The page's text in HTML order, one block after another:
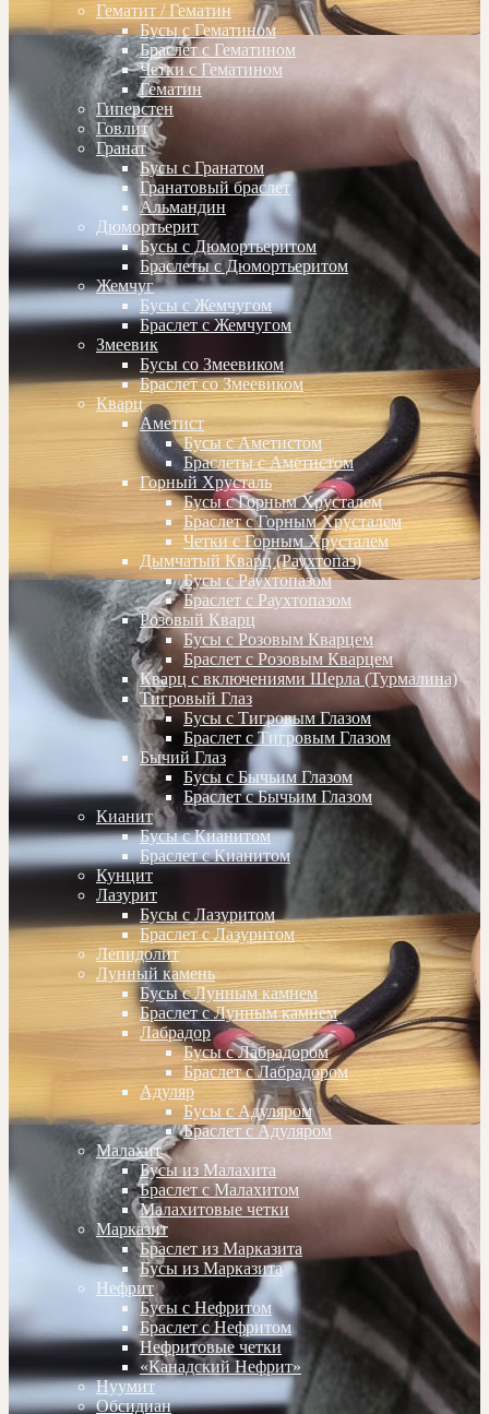
Гематит / Гематин
Бусы с Гематином
Браслет с Гематином
Четки с Гематином
Гематин
Гиперстен
Говлит
Гранат
Бусы с Гранатом
Гранатовый браслет
Альмандин
Дюмортьерит
Бусы с Дюмортьеритом
Браслеты с Дюмортьеритом
Жемчуг
Бусы с Жемчугом
Браслет с Жемчугом
Змеевик
Бусы со Змеевиком
Браслет со Змеевиком
Кварц
Аметист
Бусы с Аметистом
Браслеты с Аметистом
Горный Хрусталь
Бусы с Горным Хрусталем
Браслет с Горным Хрусталем
Четки с Горным Хрусталем
Дымчатый Кварц (Раухтопаз)
Бусы с Раухтопазом
Браслет с Раухтопазом
Розовый Кварц
Бусы с Розовым Кварцем
Браслет с Розовым Кварцем
Кварц с включениями Шерла (Турмалина)
Тигровый Глаз
Бусы с Тигровым Глазом
Браслет с Тигровым Глазом
Бычий Глаз
Бусы с Бычьим Глазом
Браслет с Бычьим Глазом
Кианит
Бусы с Кианитом
Браслет с Кианитом
Кунцит
Лазурит
Бусы с Лазуритом
Браслет с Лазуритом
Лепидолит
Лунный камень
Бусы с Лунным камнем
Браслет с Лунным камнем
Лабрадор
Бусы с Лабрадором
Браслет с Лабрадором
Адуляр
Бусы с Адуляром
Браслет с Адуляром
Малахит
Бусы из Малахита
Браслет с Малахитом
Малахитовые четки
Марказит
Браслет из Марказита
Бусы из Марказита
Нефрит
Бусы с Нефритом
Браслет с Нефритом
Нефритовые четки
«Канадский Нефрит»
Нуумит
Обсидиан